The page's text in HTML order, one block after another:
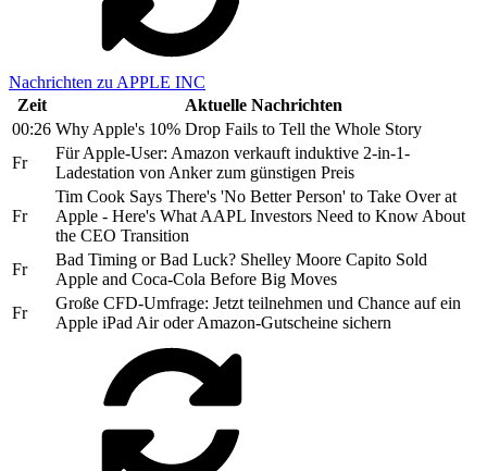
Nachrichten zu APPLE INC
Zeit
Aktuelle Nachrichten
00:26 Why Apple's 10% Drop Fails to Tell the Whole Story
Fr
Für Apple-User: Amazon verkauft induktive 2-in-1-
Ladestation von Anker zum günstigen Preis
Fr
Tim Cook Says There's 'No Better Person' to Take Over at
Apple - Here's What AAPL Investors Need to Know About
the CEO Transition
Fr
Bad Timing or Bad Luck? Shelley Moore Capito Sold
Apple and Coca-Cola Before Big Moves
Fr
Große CFD-Umfrage: Jetzt teilnehmen und Chance auf ein
Apple iPad Air oder Amazon-Gutscheine sichern